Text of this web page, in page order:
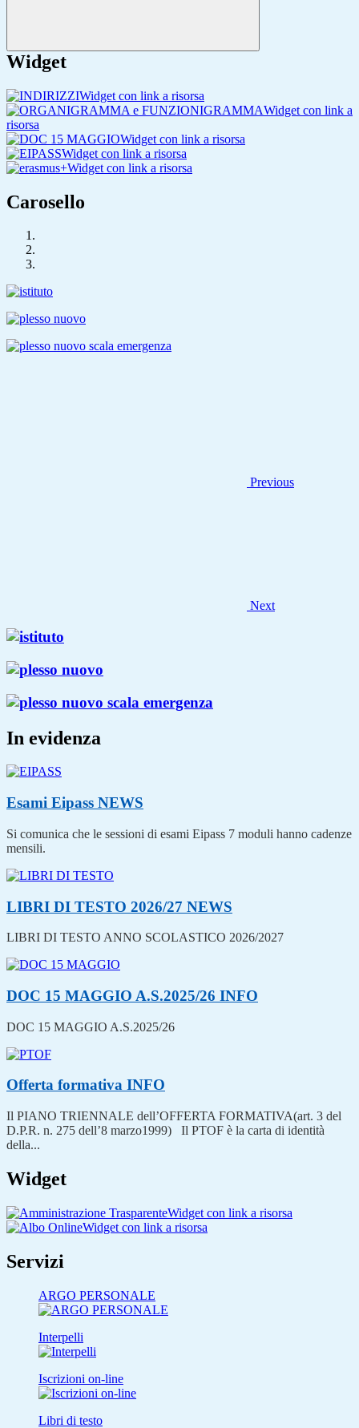
Widget
Widget con link a risorsa
Widget con link a
risorsa
Widget con link a risorsa
Widget con link a risorsa
Widget con link a risorsa
Carosello
Previous
Next
In evidenza
Esami Eipass NEWS
Si comunica che le sessioni di esami Eipass 7 moduli hanno cadenze
mensili.
LIBRI DI TESTO 2026/27 NEWS
LIBRI DI TESTO ANNO SCOLASTICO 2026/2027
DOC 15 MAGGIO A.S.2025/26 INFO
DOC 15 MAGGIO A.S.2025/26
Offerta formativa INFO
Il PIANO TRIENNALE dell’OFFERTA FORMATIVA(art. 3 del
D.P.R. n. 275 dell’8 marzo1999) Il PTOF è la carta di identità
della...
Widget
Widget con link a risorsa
Widget con link a risorsa
Servizi
ARGO PERSONALE
Interpelli
Iscrizioni on-line
Libri di testo